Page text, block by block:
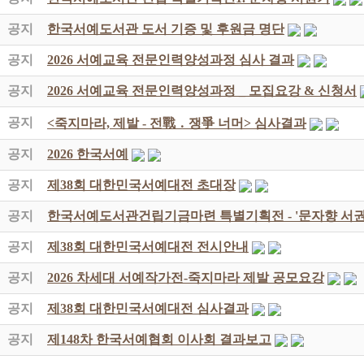
공지 한국서예도서관 도서 기증 및 후원금 명단
공지 2026 서예교육 전문인력양성과정 심사 결과
공지 2026 서예교육 전문인력양성과정 _ 모집요강 & 신청서
공지 <죽지마라, 제발 - 전戰 ․ 쟁爭 너머> 심사결과
공지 2026 한국서예
공지 제38회 대한민국서예대전 초대장
공지 한국서예도서관건립기금마련 특별기획전 - '문자향 서
공지 제38회 대한민국서예대전 전시안내
공지 2026 차세대 서예작가전-죽지마라 제발 공모요강
공지 제38회 대한민국서예대전 심사결과
공지 제148차 한국서예협회 이사회 결과보고